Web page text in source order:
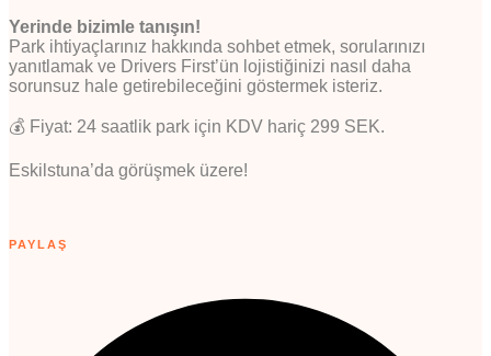
Yerinde bizimle tanışın!
Park ihtiyaçlarınız hakkında sohbet etmek, sorularınızı
yanıtlamak ve Drivers First’ün lojistiğinizi nasıl daha
sorunsuz hale getirebileceğini göstermek isteriz.
💰 Fiyat: 24 saatlik park için KDV hariç 299 SEK.
Eskilstuna’da görüşmek üzere!
PAYLAŞ